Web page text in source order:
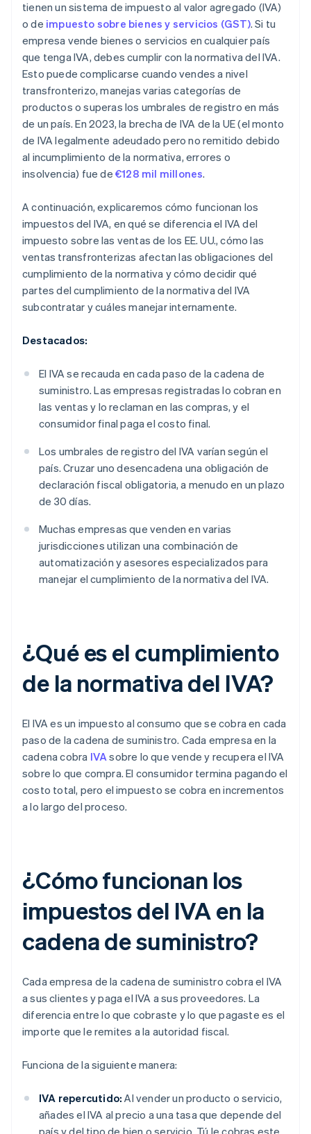
tienen un sistema de impuesto al valor agregado (IVA)
o de impuesto sobre bienes y servicios (GST). Si tu
empresa vende bienes o servicios en cualquier país
que tenga IVA, debes cumplir con la normativa del IVA.
Esto puede complicarse cuando vendes a nivel
transfronterizo, manejas varias categorías de
productos o superas los umbrales de registro en más
de un país. En 2023, la brecha de IVA de la UE (el monto
de IVA legalmente adeudado pero no remitido debido
al incumplimiento de la normativa, errores o
insolvencia) fue de €128 mil millones.
A continuación, explicaremos cómo funcionan los
impuestos del IVA, en qué se diferencia el IVA del
impuesto sobre las ventas de los EE. UU., cómo las
ventas transfronterizas afectan las obligaciones del
cumplimiento de la normativa y cómo decidir qué
partes del cumplimiento de la normativa del IVA
subcontratar y cuáles manejar internamente.
Destacados:
El IVA se recauda en cada paso de la cadena de
suministro. Las empresas registradas lo cobran en
las ventas y lo reclaman en las compras, y el
consumidor final paga el costo final.
Los umbrales de registro del IVA varían según el
país. Cruzar uno desencadena una obligación de
declaración fiscal obligatoria, a menudo en un plazo
de 30 días.
Muchas empresas que venden en varias
jurisdicciones utilizan una combinación de
automatización y asesores especializados para
manejar el cumplimiento de la normativa del IVA.
¿Qué es el cumplimiento
de la normativa del IVA?
El IVA es un impuesto al consumo que se cobra en cada
paso de la cadena de suministro. Cada empresa en la
cadena cobra IVAsobre lo que vende y recupera el IVA
sobre lo que compra. El consumidor termina pagando el
costo total, pero el impuesto se cobra en incrementos
a lo largo del proceso.
¿Cómo funcionan los
impuestos del IVA en la
cadena de suministro?
Cada empresa de la cadena de suministro cobra el IVA
a sus clientes y paga el IVA a sus proveedores. La
diferencia entre lo que cobraste y lo que pagaste es el
importe que le remites a la autoridad fiscal.
Funciona de la siguiente manera:
IVA repercutido: Al vender un producto o servicio,
añades el IVA al precio a una tasa que depende del